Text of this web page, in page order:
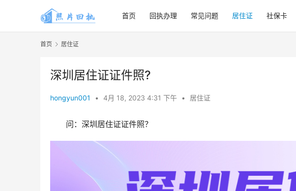
首页 回执办理 常见问题 居住证 社保卡
首页 居住证
深圳居住证证件照?
hongyun001 • 4月 18, 2023 4:31 下午 • 居住证
问：深圳居住证证件照？